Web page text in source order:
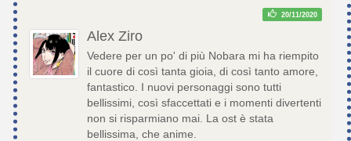
20/11/2020
Alex Ziro
Vedere per un po' di più Nobara mi ha riempito
il cuore di così tanta gioia, di così tanto amore,
fantastico. I nuovi personaggi sono tutti
bellissimi, così sfaccettati e i momenti divertenti
non si risparmiano mai. La ost è stata
bellissima, che anime.